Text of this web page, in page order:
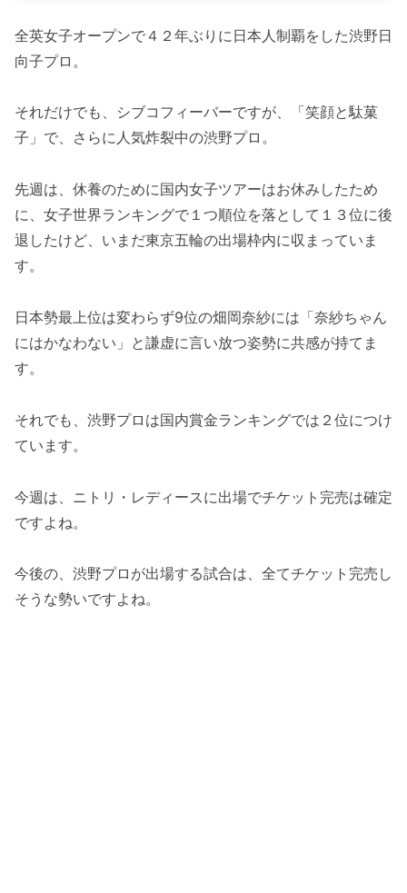
全英女子オープンで４２年ぶりに日本人制覇をした渋野日
向子プロ。
それだけでも、シブコフィーバーですが、「笑顔と駄菓
子」で、さらに人気炸裂中の渋野プロ。
先週は、休養のために国内女子ツアーはお休みしたため
に、女子世界ランキングで１つ順位を落として１３位に後
退したけど、いまだ東京五輪の出場枠内に収まっていま
す。
日本勢最上位は変わらず9位の畑岡奈紗には「奈紗ちゃん
にはかなわない」と謙虚に言い放つ姿勢に共感が持てま
す。
それでも、渋野プロは国内賞金ランキングでは２位につけ
ています。
今週は、ニトリ・レディースに出場でチケット完売は確定
ですよね。
今後の、渋野プロが出場する試合は、全てチケット完売し
そうな勢いですよね。